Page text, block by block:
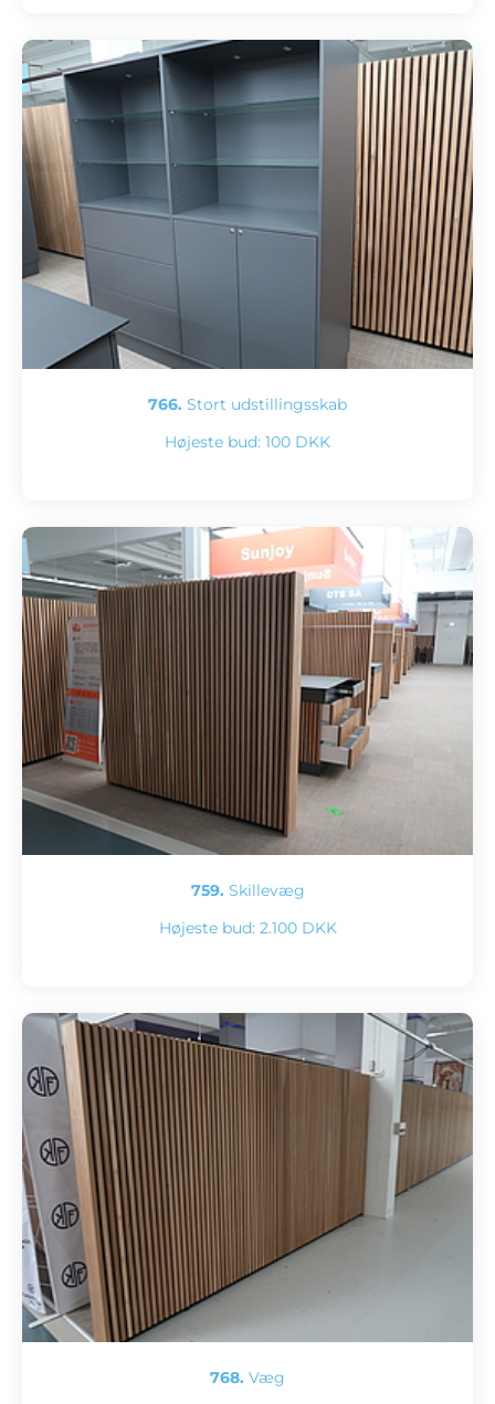
766. Stort udstillingsskab
Højeste bud: 100 DKK
759. Skillevæg
Højeste bud: 2.100 DKK
768. Væg